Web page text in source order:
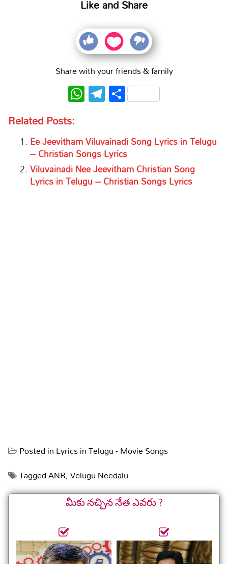
Like and Share
Share with your friends & family
WhatsApp
Telegram
Share
Related Posts:
Ee Jeevitham Viluvainadi Song Lyrics in Telugu
– Christian Songs Lyrics
Viluvainadi Nee Jeevitham Christian Song
Lyrics in Telugu – Christian Songs Lyrics
Posted inLyrics in Telugu - Movie Songs
TaggedANR,Velugu Needalu
మీకు నచ్చిన నేత ఎవరు ?